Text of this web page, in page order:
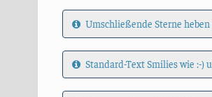
Umschließende Sterne
Standard-Text Smilies wie :-)